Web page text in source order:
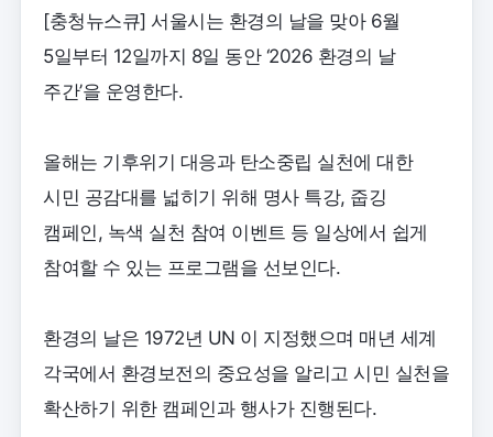
[충청뉴스큐] 서울시는 환경의 날을 맞아 6월
5일부터 12일까지 8일 동안 ‘2026 환경의 날
주간’을 운영한다.
올해는 기후위기 대응과 탄소중립 실천에 대한
시민 공감대를 넓히기 위해 명사 특강, 줍깅
캠페인, 녹색 실천 참여 이벤트 등 일상에서 쉽게
참여할 수 있는 프로그램을 선보인다.
환경의 날은 1972년 UN 이 지정했으며 매년 세계
각국에서 환경보전의 중요성을 알리고 시민 실천을
확산하기 위한 캠페인과 행사가 진행된다.